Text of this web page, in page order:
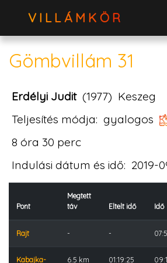
VILLÁMKÖR
Gömbvillám 31
Erdélyi Judit (1977) Keszeg
Teljesítés módja: gyalogos
8 óra 30 perc
Indulási dátum és idő: 2019-
Pont
Megtett
táv
Eltelt idő Idő
Rajt - -
Kabajka-
6.5 km 01:19:25